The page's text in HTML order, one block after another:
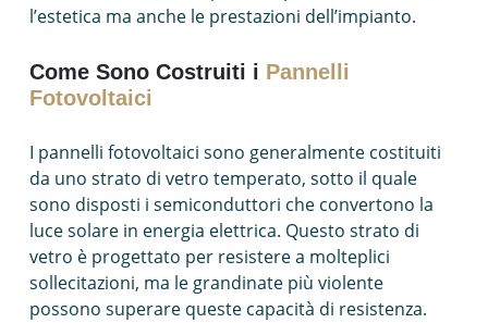
l’estetica ma anche le prestazioni dell’impianto.
Come Sono Costruiti i Pannelli
Fotovoltaici
I pannelli fotovoltaici sono generalmente costituiti
da uno strato di vetro temperato, sotto il quale
sono disposti i semiconduttori che convertono la
luce solare in energia elettrica. Questo strato di
vetro è progettato per resistere a molteplici
sollecitazioni, ma le grandinate più violente
possono superare queste capacità di resistenza.